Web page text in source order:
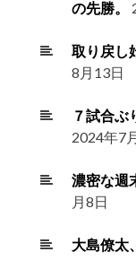
の先勝。
取り戻し
8月13日
７試合ぶ
2024年7
濃密な週
月8日
大島僚太